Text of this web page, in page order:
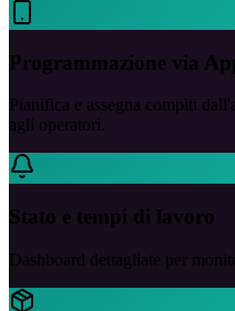
Programmazione via
Pianifica e assegna compiti
agli operatori.
Stato e tempi di lavoro
Dashboard dettagliate per